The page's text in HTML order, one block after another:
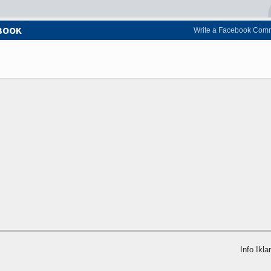
Write a Facebook
Info